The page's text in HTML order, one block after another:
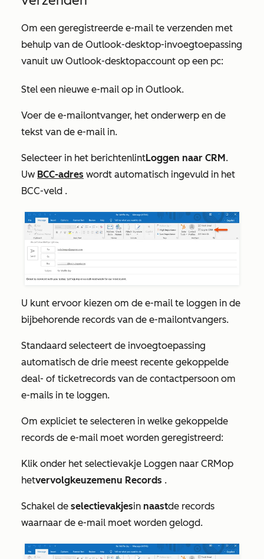
Om een geregistreerde e-mail te verzenden met
behulp van de Outlook-desktop-invoegtoepassing
vanuit uw Outlook-desktopaccount op een pc:
Stel een nieuwe e-mail op in Outlook.
Voer de e-mailontvanger, het onderwerp en de
tekst van de e-mail in.
Selecteer in het berichtenlintLoggen naar CRM.
Uw BCC-adres wordt automatisch ingevuld in het
BCC-veld .
U kunt ervoor kiezen om de e-mail te loggen in de
bijbehorende records van de e-mailontvangers.
Standaard selecteert de invoegtoepassing
automatisch de drie meest recente gekoppelde
deal- of ticketrecords van de contactpersoon om
e-mails in te loggen.
Om expliciet te selecteren in welke gekoppelde
records de e-mail moet worden geregistreerd:
Klik onder het selectievakje Loggen naar CRMop
hetvervolgkeuzemenu Records .
Schakel de selectievakjesin naastde records
waarnaar de e-mail moet worden gelogd.